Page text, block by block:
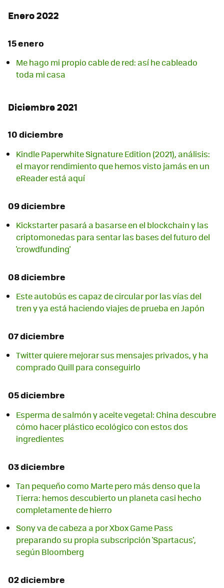
Enero 2022
15 enero
Me hago mi propio cable de red: así he cableado
toda mi casa
Diciembre 2021
10 diciembre
Kindle Paperwhite Signature Edition (2021), análisis:
el mayor rendimiento que hemos visto jamás en un
eReader está aquí
09 diciembre
Kickstarter pasará a basarse en el blockchain y las
criptomonedas para sentar las bases del futuro del
'crowdfunding'
08 diciembre
Este autobús es capaz de circular por las vías del
tren y ya está haciendo viajes de prueba en Japón
07 diciembre
Twitter quiere mejorar sus mensajes privados, y ha
comprado Quill para conseguirlo
05 diciembre
Esperma de salmón y aceite vegetal: China descubre
cómo hacer plástico ecológico con estos dos
ingredientes
03 diciembre
Tan pequeño como Marte pero más denso que la
Tierra: hemos descubierto un planeta casi hecho
completamente de hierro
Sony va de cabeza a por Xbox Game Pass
preparando su propia subscripción 'Spartacus',
según Bloomberg
02 diciembre